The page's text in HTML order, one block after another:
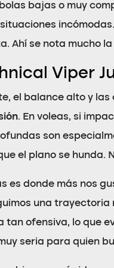
bajas o muy
Ahí se nota mucho
Viper
el balance alto y
. En voleas, si
son
el plano se hunda.
es donde más nos
una
tan ofensiva, lo que
seria para quien